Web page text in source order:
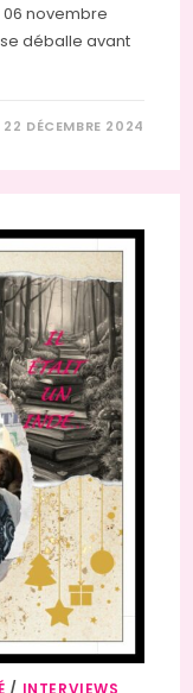
novembre
se déballe avant
22 DÉCEMBRE 2024